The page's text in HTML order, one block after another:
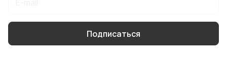
Подписаться